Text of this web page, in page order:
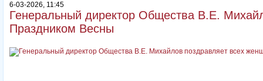
6-03-2026, 11:45
Генеральный директор Общества В.Е.
Праздником Весны